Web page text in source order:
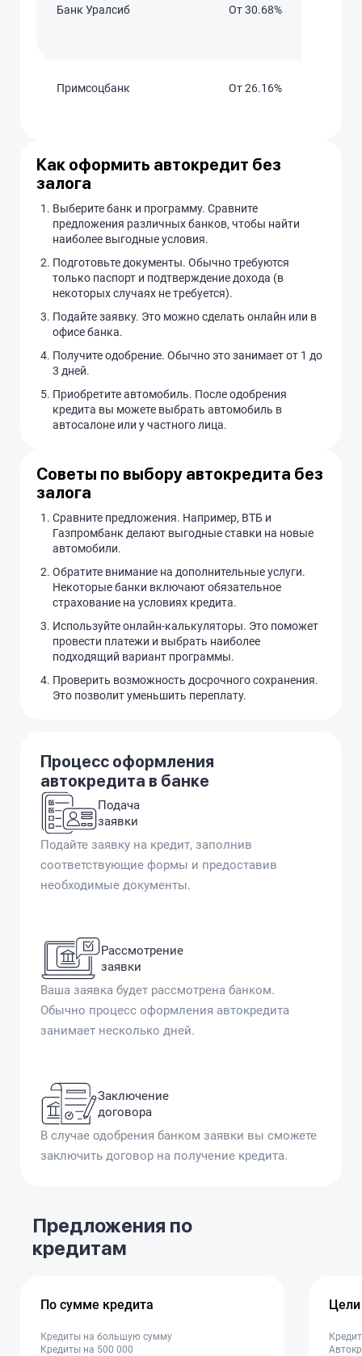
Банк Уралсиб От 30.68%
Примсоцбанк От 26.16%
Как оформить автокредит без
залога
Выберите банк и программу. Сравните
предложения различных банков, чтобы найти
наиболее выгодные условия.
Подготовьте документы. Обычно требуются
только паспорт и подтверждение дохода (в
некоторых случаях не требуется).
Подайте заявку. Это можно сделать онлайн или в
офисе банка.
Получите одобрение. Обычно это занимает от 1 до
3 дней.
Приобретите автомобиль. После одобрения
кредита вы можете выбрать автомобиль в
автосалоне или у частного лица.
Советы по выбору автокредита без
залога
Сравните предложения. Например, ВТБ и
Газпромбанк делают выгодные ставки на новые
автомобили.
Обратите внимание на дополнительные услуги.
Некоторые банки включают обязательное
страхование на условиях кредита.
Используйте онлайн-калькуляторы. Это поможет
провести платежи и выбрать наиболее
подходящий вариант программы.
Проверить возможность досрочного сохранения.
Это позволит уменьшить переплату.
Процесс оформления
автокредита в банке
Подача
заявки
Подайте заявку на кредит, заполнив
соответствующие формы и предоставив
необходимые документы.
Рассмотрение
заявки
Ваша заявка будет рассмотрена банком.
Обычно процесс оформления автокредита
занимает несколько дней.
Заключение
договора
В случае одобрения банком заявки вы сможете
заключить договор на получение кредита.
Предложения по
кредитам
По сумме кредита
Кредиты на большую сумму
Кредиты на 500 000